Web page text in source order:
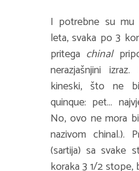
I potrebne su mu
leta, svaka po 3
pritega chinal
nerazjašnjini
kineski, što ne
quinque: pet…
No, ovo ne mora
nazivom chinal.).
(sartija) sa svake
koraka 3 1/2 stope,